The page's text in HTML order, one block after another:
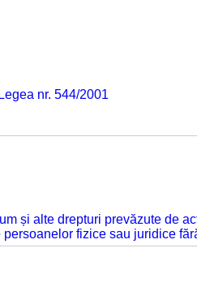
nr. 544/2001
și alte drepturi prevăzute de
fizice sau juridice